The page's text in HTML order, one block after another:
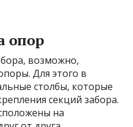
опор
возможно,
Для этого в
столбы, которые
секций забора.
на